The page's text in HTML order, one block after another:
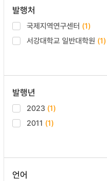
발행처
국제지역연구센터 (1)
서강대학교 일반대학원 (1)
발행년
2023 (1)
2011 (1)
언어